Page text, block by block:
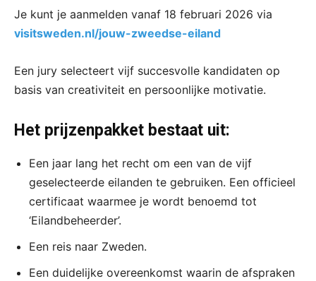
Je kunt je aanmelden vanaf 18 februari 2026 via
visitsweden.nl/jouw-zweedse-eiland
Een jury selecteert vijf succesvolle kandidaten op
basis van creativiteit en persoonlijke motivatie.
Het prijzenpakket bestaat uit:
Een jaar lang het recht om een van de vijf
geselecteerde eilanden te gebruiken. Een officieel
certificaat waarmee je wordt benoemd tot
‘Eilandbeheerder’.
Een reis naar Zweden.
Een duidelijke overeenkomst waarin de afspraken